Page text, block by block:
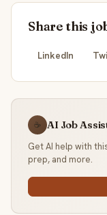
Share this
LinkedIn
☕ AI Job
Get AI help with
prep, and more.